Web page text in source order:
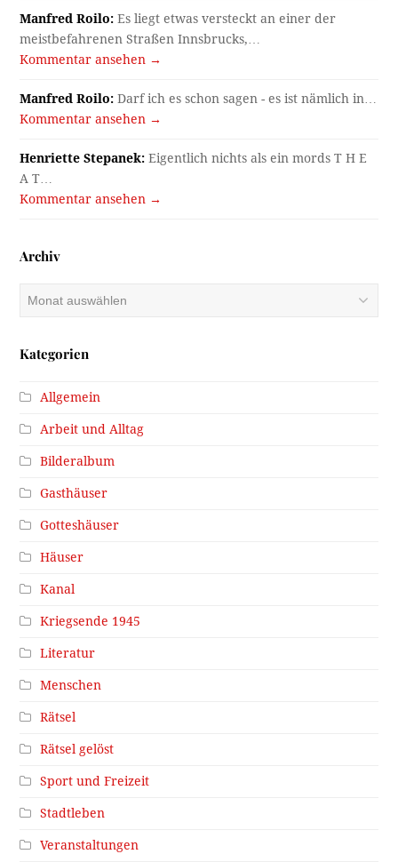
Manfred Roilo: Es liegt etwas versteckt an einer der
meistbefahrenen Straßen Innsbrucks,…
Kommentar ansehen →
Manfred Roilo: Darf ich es schon sagen - es ist nämlich in…
Kommentar ansehen →
Henriette Stepanek: Eigentlich nichts als ein mords T H E
A T…
Kommentar ansehen →
Archiv
Kategorien
Allgemein
Arbeit und Alltag
Bilderalbum
Gasthäuser
Gotteshäuser
Häuser
Kanal
Kriegsende 1945
Literatur
Menschen
Rätsel
Rätsel gelöst
Sport und Freizeit
Stadtleben
Veranstaltungen